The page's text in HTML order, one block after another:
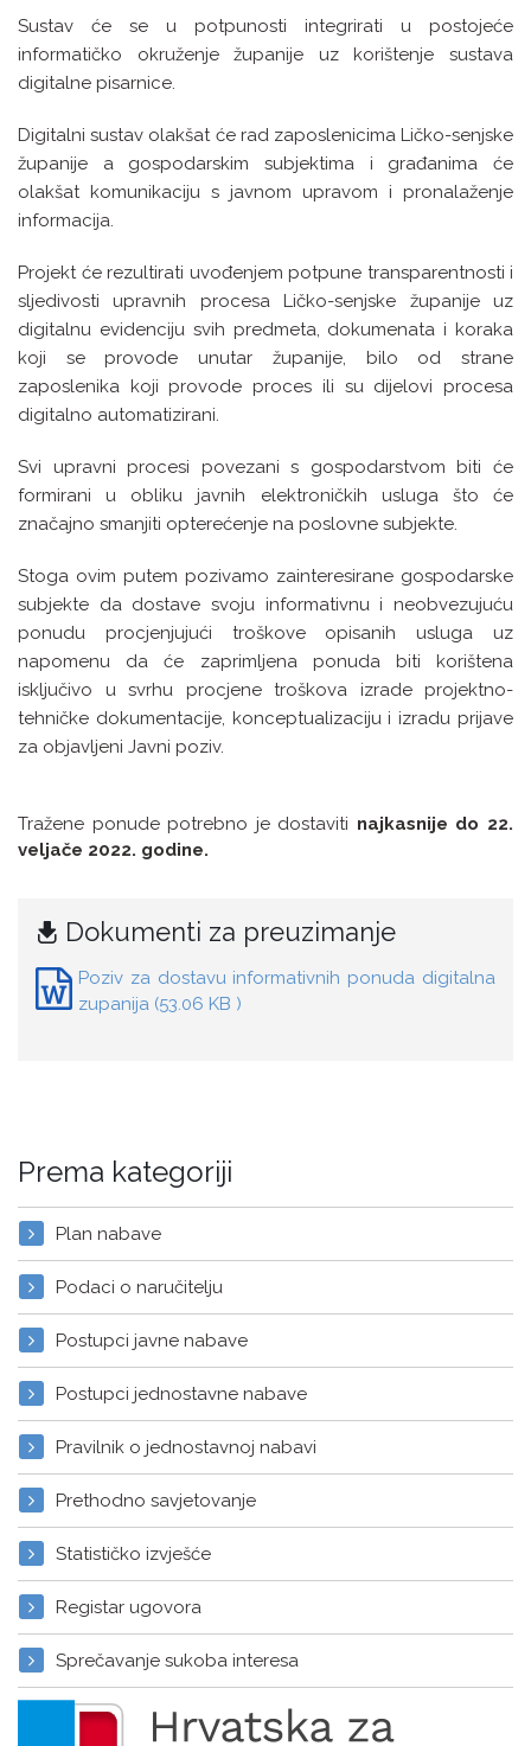
Sustav će se u potpunosti integrirati u postojeće
informatičko okruženje županije uz korištenje sustava
digitalne pisarnice.
Digitalni sustav olakšat će rad zaposlenicima Ličko-senjske
županije a gospodarskim subjektima i građanima će
olakšat komunikaciju s javnom upravom i pronalaženje
informacija.
Projekt će rezultirati uvođenjem potpune transparentnosti i
sljedivosti upravnih procesa Ličko-senjske županije uz
digitalnu evidenciju svih predmeta, dokumenata i koraka
koji se provode unutar županije, bilo od strane
zaposlenika koji provode proces ili su dijelovi procesa
digitalno automatizirani.
Svi upravni procesi povezani s gospodarstvom biti će
formirani u obliku javnih elektroničkih usluga što će
značajno smanjiti opterećenje na poslovne subjekte.
Stoga ovim putem pozivamo zainteresirane gospodarske
subjekte da dostave svoju informativnu i neobvezujuću
ponudu procjenjujući troškove opisanih usluga uz
napomenu da će zaprimljena ponuda biti korištena
isključivo u svrhu procjene troškova izrade projektno-
tehničke dokumentacije, konceptualizaciju i izradu prijave
za objavljeni Javni poziv.
Tražene ponude potrebno je dostaviti najkasnije do 22.
veljače 2022. godine.
Dokumenti za preuzimanje
Poziv za dostavu informativnih ponuda digitalna
zupanija (53.06 KB )
Prema kategoriji
Plan nabave
Podaci o naručitelju
Postupci javne nabave
Postupci jednostavne nabave
Pravilnik o jednostavnoj nabavi
Prethodno savjetovanje
Statističko izvješće
Registar ugovora
Sprečavanje sukoba interesa